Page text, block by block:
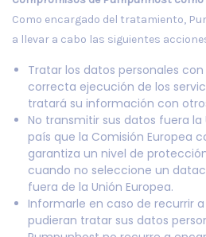
Como encargado del tratamiento,
a llevar a cabo las siguientes
Tratar los datos personales
correcta ejecución de los
tratará su información con
No transmitir sus datos fuera la
país que la Comisión Europea
garantiza un nivel de
cuando no seleccione un
fuera de la Unión Europea.
Informarle en caso de recurrir
pudieran tratar sus datos